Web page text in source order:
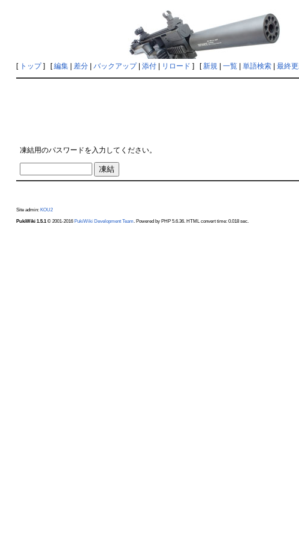
[ トップ] [編集| 差分| バックアップ| 添付| リロード ] [新規| 一覧| 単語検索| 最終
凍結用のパスワードを入力してください。
Site admin: KOU2
PukiWiki 1.5.1© 2001-2016 PukiWiki Development Team. Powered by PHP 5.6.36. HTML convert time: 0.018 sec.